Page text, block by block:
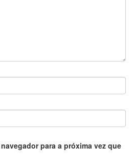
para a próxima vez que